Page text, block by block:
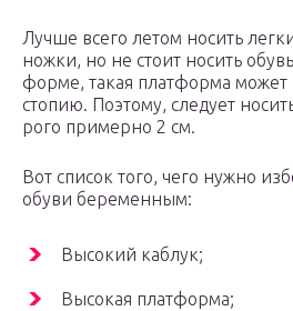
Луч­ше все­го летом носить
нож­ки, но не сто­ит носить
фор­ме, такая плат­фор­ма может
сто­пию. Поэто­му, сле­ду­ет
ро­го при­мер­но 2 см.
Вот спи­сок того, чего нуж­но
обу­ви беременным:
Высо­кий каблук;
Высо­кая платформа;